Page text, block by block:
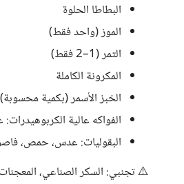
البطاطا الحلوة
الموز (واحد فقط)
التمر (1–2 فقط)
المكرونة الكاملة
الخبز الأسمر (بكمية محسوبة)
الفواكه عالية
البقوليات: عدس، حمص،
⚠️ تجنبي: السكر الصناعي،